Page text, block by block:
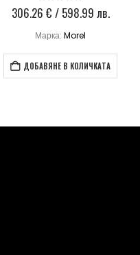
0 out of 5
306.26 € / 598.99 лв.
Марка:Morel
ДОБАВЯНЕ В КОЛИЧКАТА